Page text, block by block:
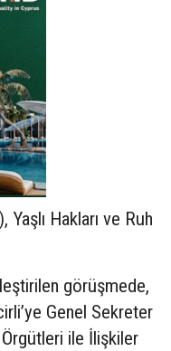
Hakları ve Ruh
görüşmede,
Genel Sekreter
ile İlişkiler